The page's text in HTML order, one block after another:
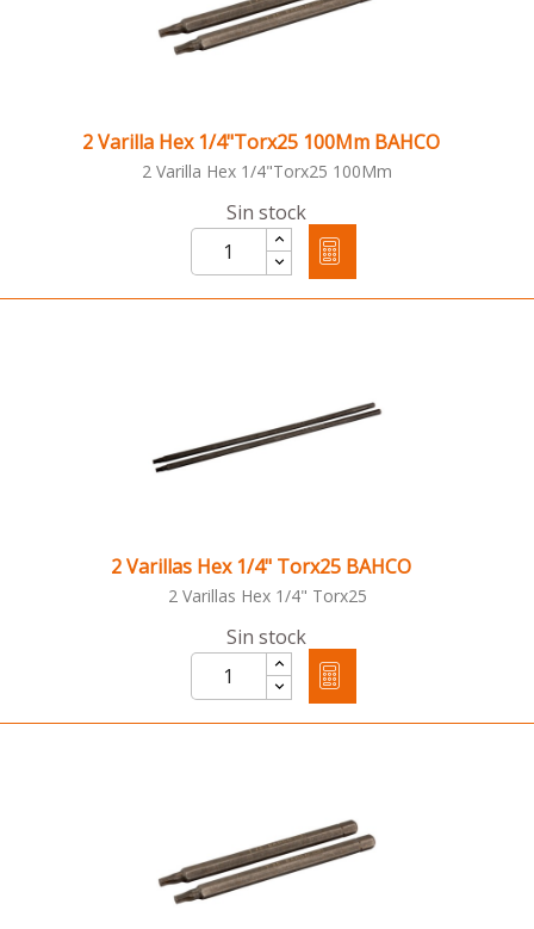
2 Varilla Hex 1/4"Torx25 100Mm BAHCO
2 Varilla Hex 1/4"Torx25 100Mm
Sin stock
2 Varillas Hex 1/4" Torx25 BAHCO
2 Varillas Hex 1/4" Torx25
Sin stock